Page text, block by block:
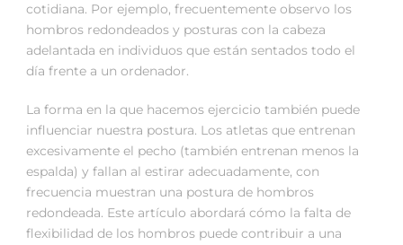
cotidiana. Por ejemplo, frecuentemente observo los
hombros redondeados y posturas con la cabeza
adelantada en individuos que están sentados todo el
día frente a un ordenador.
La forma en la que hacemos ejercicio también puede
influenciar nuestra postura. Los atletas que entrenan
excesivamente el pecho (también entrenan menos la
espalda) y fallan al estirar adecuadamente, con
frecuencia muestran una postura de hombros
redondeada. Este artículo abordará cómo la falta de
flexibilidad de los hombros puede contribuir a una